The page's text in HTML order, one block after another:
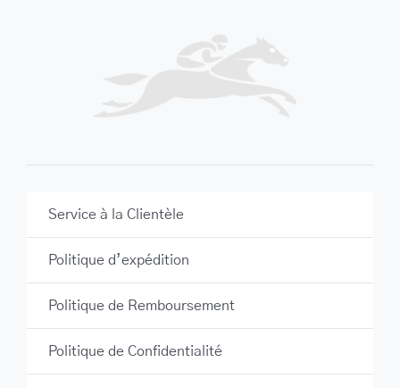
Service à la Clientèle
Politique d’expédition
Politique de Remboursement
Politique de Confidentialité